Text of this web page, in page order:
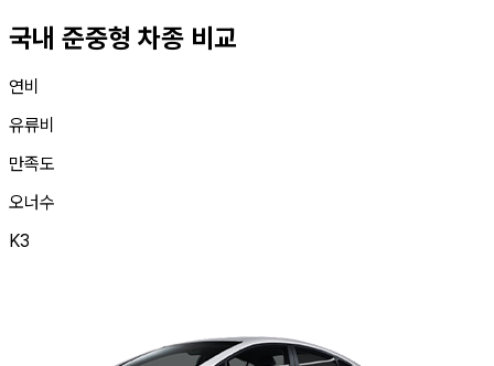
국내 준중형 차종 비교
연비
유류비
만족도
오너수
K3